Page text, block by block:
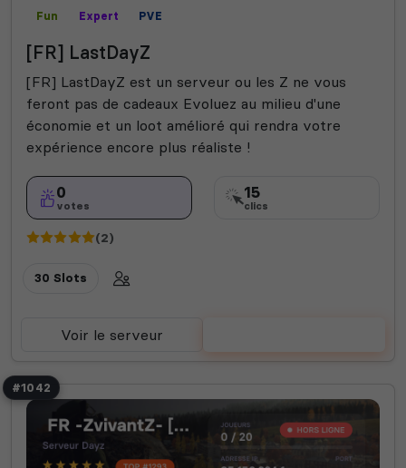
Fun Expert PVE
[FR] LastDayZ
[FR] LastDayZ est un serveur ou les Z ne vous
feront pas de cadeaux Evoluez au milieu d'une
économie et un loot amélioré qui rendra votre
expérience encore plus réaliste !
0
votes
15
clics
(2)
30 Slots
Voir le serveur
#1042